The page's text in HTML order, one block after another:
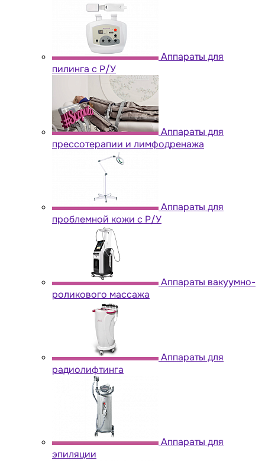
Аппараты для
пилинга с Р/У
Аппараты для
прессотерапии и лимфодренажа
Аппараты для
проблемной кожи с Р/У
Аппараты вакуумно-
роликового массажа
Аппараты для
радиолифтинга
Аппараты для
эпиляции